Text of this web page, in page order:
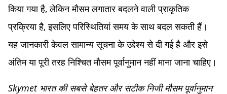
किया गया है, लेकिन मौसम लगातार बदलने वाली प्राकृतिक
प्रक्रिया है, इसलिए परिस्थितियां समय के साथ बदल सकती हैं।
यह जानकारी केवल सामान्य सूचना के उद्देश्य से दी गई है और इसे
अंतिम या पूरी तरह निश्चित मौसम पूर्वानुमान नहीं माना जाना चाहिए।
Skymet भारत की सबसे बेहतर और सटीक निजी मौसम पूर्वानुमान